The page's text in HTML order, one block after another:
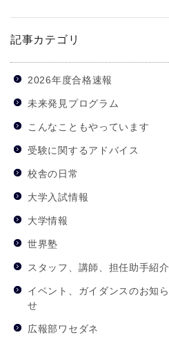
記事カテゴリ
2026年度合格速報
未来発見プログラム
こんなこともやっています
受験に関するアドバイス
校舎の日常
大学入試情報
大学情報
世界塾
スタッフ、講師、担任助手紹介
イベント、ガイダンスのお知ら
せ
広報部ワセダネ